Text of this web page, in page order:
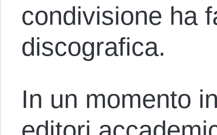
condivisione ha
discografica.
In un momento